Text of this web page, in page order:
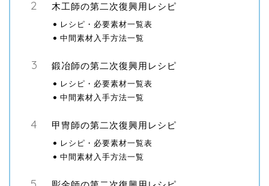
木工師の第二次復興用レシピ
レシピ・必要素材一覧表
中間素材入手方法一覧
鍛冶師の第二次復興用レシピ
レシピ・必要素材一覧表
中間素材入手方法一覧
甲冑師の第二次復興用レシピ
レシピ・必要素材一覧表
中間素材入手方法一覧